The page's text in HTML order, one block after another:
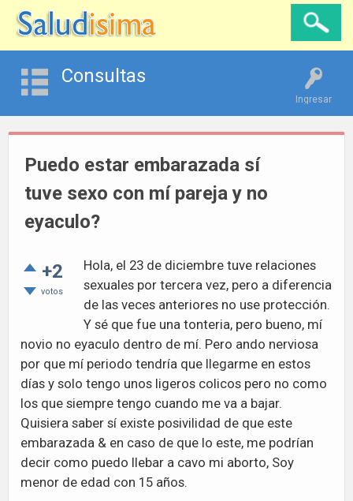
Ingresar
Consultas
Puedo estar embarazada sí
tuve sexo con mí pareja y no
eyaculo?
+2
votos
Hola, el 23 de diciembre tuve relaciones
sexuales por tercera vez, pero a diferencia
de las veces anteriores no use protección.
Y sé que fue una tonteria, pero bueno, mí
novio no eyaculo dentro de mí. Pero ando nerviosa
por que mí periodo tendría que llegarme en estos
días y solo tengo unos ligeros colicos pero no como
los que siempre tengo cuando me va a bajar.
Quisiera saber sí existe posivilidad de que este
embarazada & en caso de que lo este, me podrían
decir como puedo llebar a cavo mi aborto, Soy
menor de edad con 15 años.